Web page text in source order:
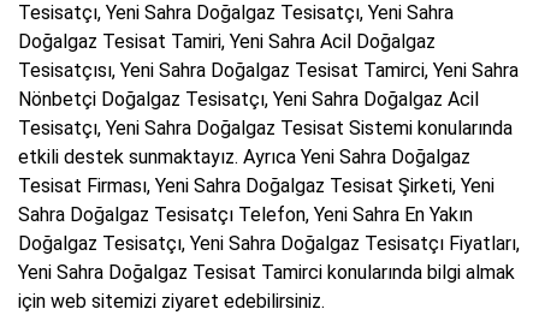
Tesisatçı, Yeni Sahra Doğalgaz Tesisatçı, Yeni Sahra
Doğalgaz Tesisat Tamiri, Yeni Sahra Acil Doğalgaz
Tesisatçısı, Yeni Sahra Doğalgaz Tesisat Tamirci, Yeni Sahra
Nönbetçi Doğalgaz Tesisatçı, Yeni Sahra Doğalgaz Acil
Tesisatçı, Yeni Sahra Doğalgaz Tesisat Sistemi konularında
etkili destek sunmaktayız. Ayrıca Yeni Sahra Doğalgaz
Tesisat Firması, Yeni Sahra Doğalgaz Tesisat Şirketi, Yeni
Sahra Doğalgaz Tesisatçı Telefon, Yeni Sahra En Yakın
Doğalgaz Tesisatçı, Yeni Sahra Doğalgaz Tesisatçı Fiyatları,
Yeni Sahra Doğalgaz Tesisat Tamirci konularında bilgi almak
için web sitemizi ziyaret edebilirsiniz.